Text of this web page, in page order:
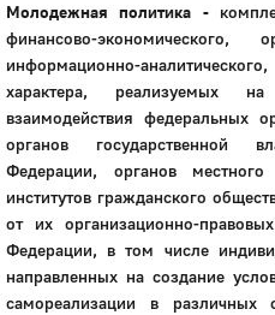
Молодежная политика -
финансово-экономического,
информационно-
характера, реализуемых
взаимодействия федеральных
органов государственной
Федерации, органов
институтов гражданского
от их организационно-
Федерации, в том числе
направленных на создание
самореализации в различных